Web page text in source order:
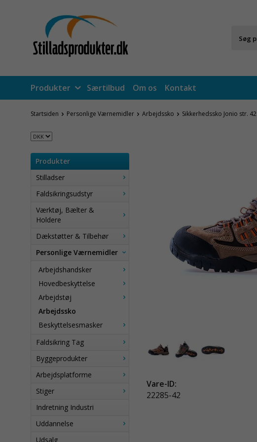
Produkter Særtilbud Om os Kontakt
Startsiden Personlige Værnemidler Arbejdssko Sikkerhedssko Jonio str. 42
Produkter
Stilladser
Faldsikringsudstyr
Værktøj, Bælter &
Holdere
Dækstøtter & Tilbehør
Personlige Værnemidler
Arbejdshandsker
Hovedbeskyttelse
Arbejdstøj
Arbejdssko
Beskyttelsesmasker
Faldsikring Tag
Byggeprodukter
Arbejdsplatforme
Stiger
Indretning Industri
Uddannelse
Udsalg
Vare-ID:
22285-42